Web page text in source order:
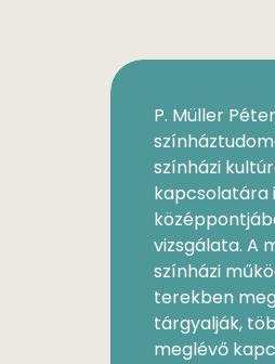
P. Müller
színházi
kapcsolatára
vizsgálata. A
színházi
terekben
tárgyalják,
meglévő